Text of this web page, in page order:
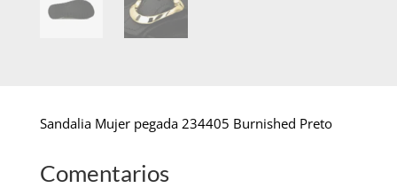
Sandalia Mujer pegada 234405 Burnished Preto
Comentarios